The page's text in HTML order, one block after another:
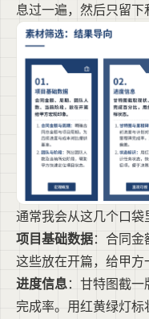
息过一遍，然后只留下
通常我会从这几个口袋
项目基础数据：合同金
这些放在开篇，给甲方
进度信息：甘特图截
完成率。用红黄绿灯标